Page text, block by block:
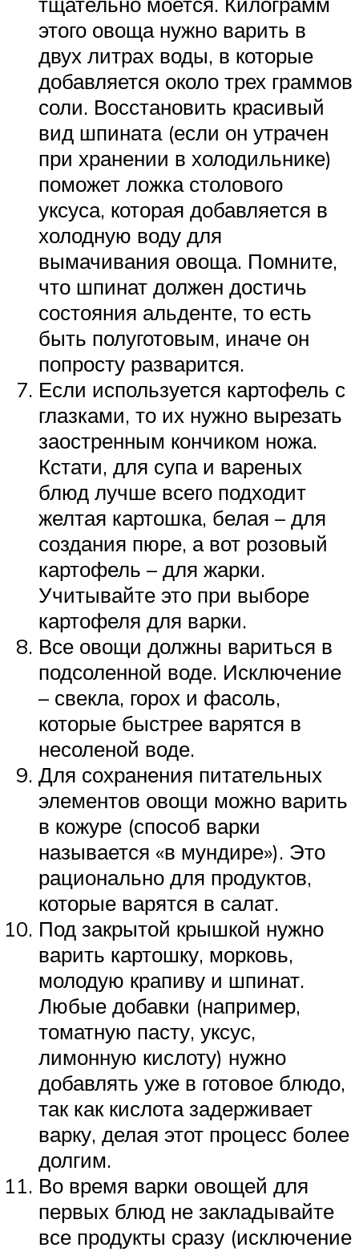
этого овоща нужно варить в
двух литрах воды, в которые
добавляется около трех граммов
соли. Восстановить красивый
вид шпината (если он утрачен
при хранении в холодильнике)
поможет ложка столового
уксуса, которая добавляется в
холодную воду для
вымачивания овоща. Помните,
что шпинат должен достичь
состояния альденте, то есть
быть полуготовым, иначе он
попросту разварится.
Если используется картофель с
глазками, то их нужно вырезать
заостренным кончиком ножа.
Кстати, для супа и вареных
блюд лучше всего подходит
желтая картошка, белая – для
создания пюре, а вот розовый
картофель – для жарки.
Учитывайте это при выборе
картофеля для варки.
Все овощи должны вариться в
подсоленной воде. Исключение
– свекла, горох и фасоль,
которые быстрее варятся в
несоленой воде.
Для сохранения питательных
элементов овощи можно варить
в кожуре (способ варки
называется «в мундире»). Это
рационально для продуктов,
которые варятся в салат.
Под закрытой крышкой нужно
варить картошку, морковь,
молодую крапиву и шпинат.
Любые добавки (например,
томатную пасту, уксус,
лимонную кислоту) нужно
добавлять уже в готовое блюдо,
так как кислота задерживает
варку, делая этот процесс более
долгим.
Во время варки овощей для
первых блюд не закладывайте
все продукты сразу (исключение